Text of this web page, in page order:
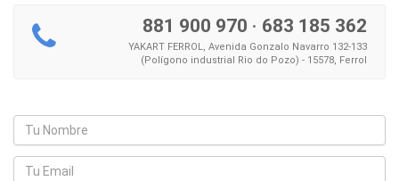
881 900 970 · 683 185 362
YAKART FERROL, Avenida Gonzalo Navarro 132-133
(Polígono industrial Rio do Pozo) - 15578, Ferrol